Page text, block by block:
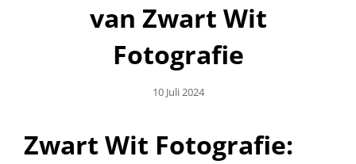
van Zwart Wit
Fotografie
Geplaatst
10 Juli 2024
Zwart Wit Fotografie: